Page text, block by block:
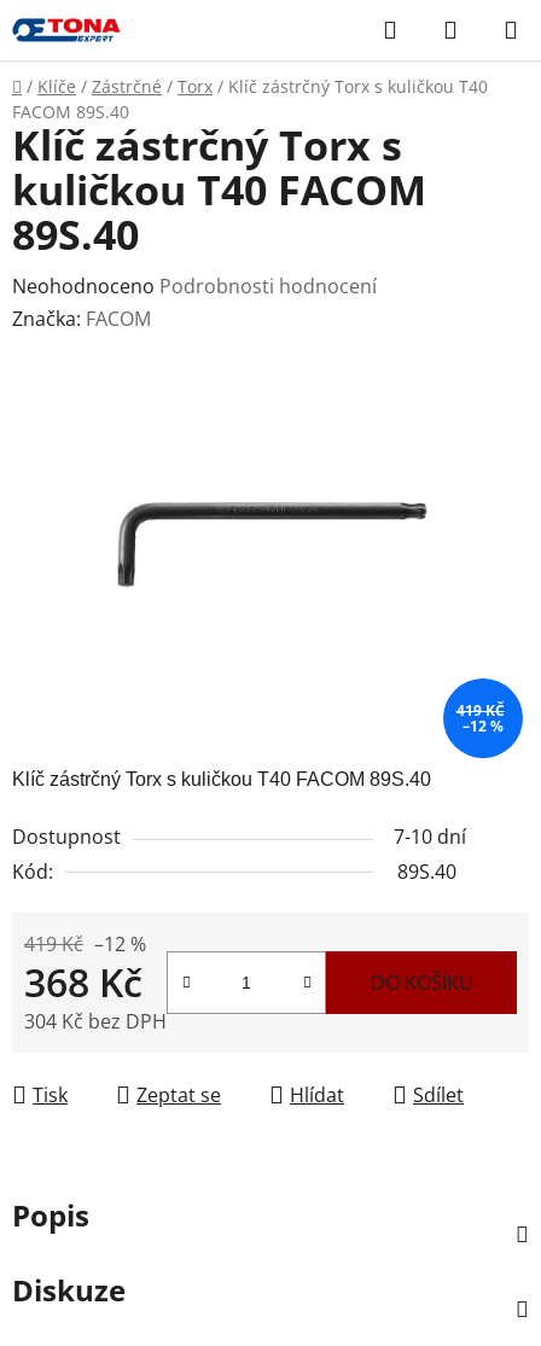
Přejít
na
obsah
Hledat
KOŠÍK
Domů
/ Klíče / Zástrčné / Torx / Klíč zástrčný Torx s kuličkou T40
FACOM 89S.40
Klíč zástrčný Torx s kuličkou T40 FACOM 89S.40
Dostupnost
7-10 dní
Kód:
89S.40
419 Kč –12 %
368 Kč
304 Kč bez DPH
DO KOŠÍKU
Tisk Zeptat se Hlídat Sdílet
Klíč zástrčný Torx s
kuličkou T40 FACOM
89S.40
Průměrné
hodnocení
Neohodnoceno Podrobnosti hodnocení
Značka: FACOM
419 KČ
–12 %
Popis
Diskuze